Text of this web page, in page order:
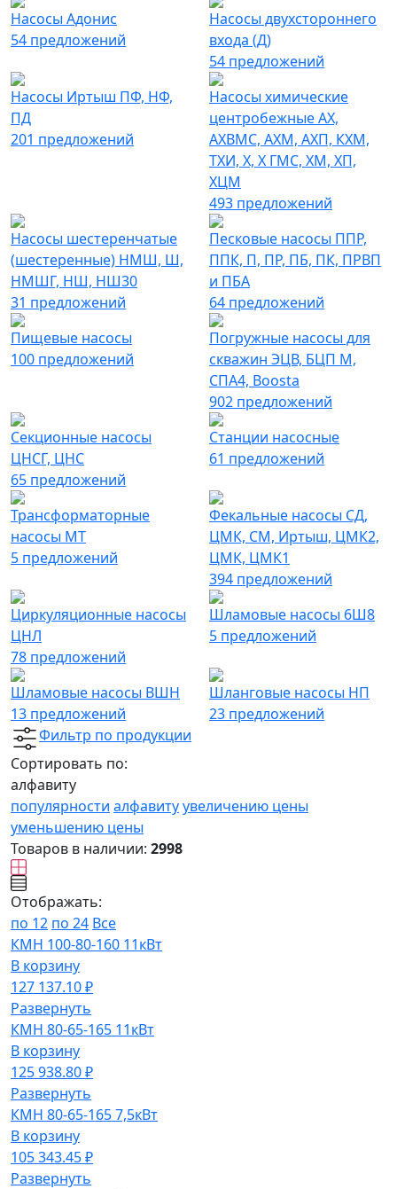
Насосы Адонис
54 предложений
Насосы двухстороннего
входа (Д)
54 предложений
Насосы Иртыш ПФ, НФ,
ПД
201 предложений
Насосы химические
центробежные АХ,
АХВМС, АХМ, АХП, КХМ,
ТХИ, Х, Х ГМС, ХМ, ХП,
ХЦМ
493 предложений
Насосы шестеренчатые
(шестеренные) НМШ, Ш,
НМШГ, НШ, НШ30
31 предложений
Песковые насосы ППР,
ППК, П, ПР, ПБ, ПК, ПРВП
и ПБА
64 предложений
Пищевые насосы
100 предложений
Погружные насосы для
скважин ЭЦВ, БЦП М,
СПА4, Boosta
902 предложений
Секционные насосы
ЦНСГ, ЦНС
65 предложений
Станции насосные
61 предложений
Трансформаторные
насосы МТ
5 предложений
Фекальные насосы СД,
ЦМК, СМ, Иртыш, ЦМК2,
ЦМК, ЦМК1
394 предложений
Циркуляционные насосы
ЦНЛ
78 предложений
Шламовые насосы 6Ш8
5 предложений
Шламовые насосы ВШН
13 предложений
Шланговые насосы НП
23 предложений
Фильтр по продукции
Сортировать по:
алфавиту
популярности алфавитуувеличению цены
уменьшению цены
Товаров в наличии: 2998
Отображать:
по 12 по 24 Все
КМН 100-80-160 11кВт
В корзину
127 137.10 ₽
Развернуть
КМН 80-65-165 11кВт
В корзину
125 938.80 ₽
Развернуть
КМН 80-65-165 7,5кВт
В корзину
105 343.45 ₽
Развернуть